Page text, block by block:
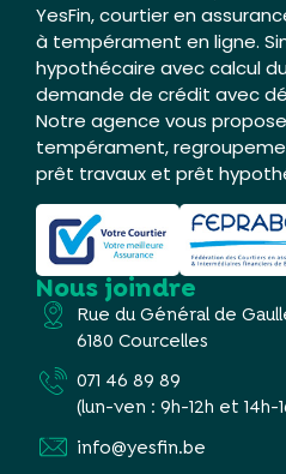
YesFin, courtier en
à tempérament en ligne.
hypothécaire avec calcul
demande de crédit avec
Notre agence vous
tempérament,
prêt travaux et prêt
Nous joindre
Rue du Général de
6180 Courcelles
071 46 89 89
(lun-ven : 9h-12h et 14h-
info@yesfin.be